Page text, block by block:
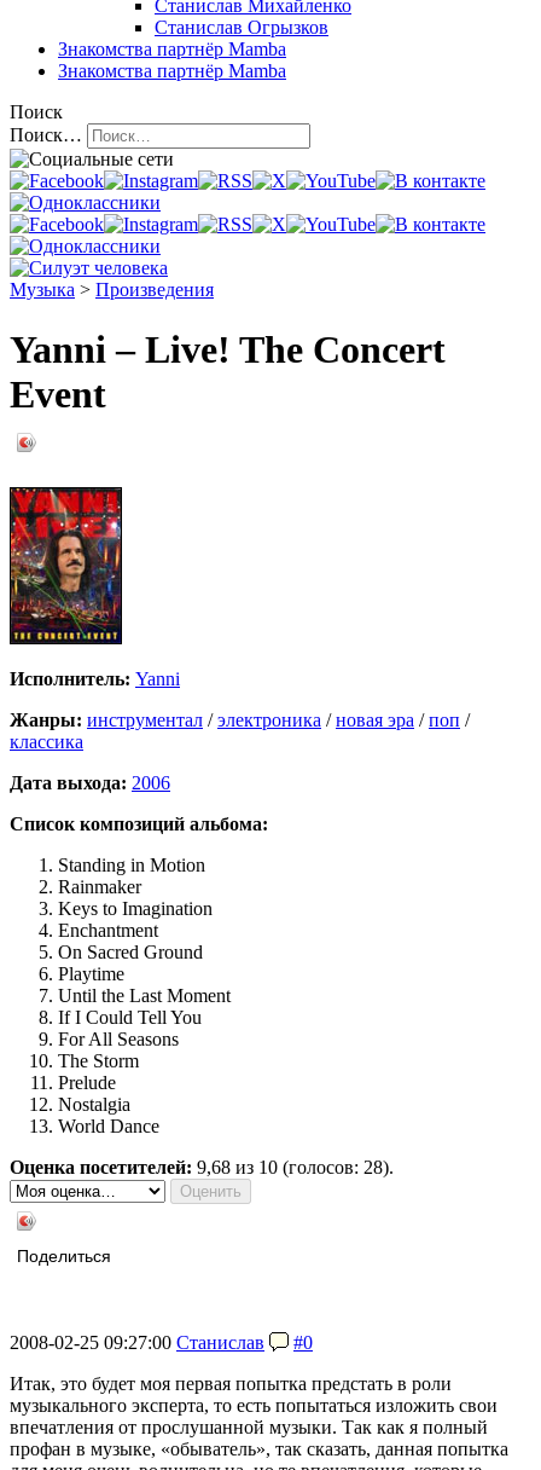
Станислав Михайленко
Станислав Огрызков
Знакомства партнёр Mamba
Знакомства партнёр Mamba
Поиск
Поиск…
Музыка > Произведения
Yanni – Live! The Concert
Event
Исполнитель: Yanni
Жанры: инструментал /электроника /новая эра /поп /
классика
Дата выхода: 2006
Список композиций альбома:
Standing in Motion
Rainmaker
Keys to Imagination
Enchantment
On Sacred Ground
Playtime
Until the Last Moment
If I Could Tell You
For All Seasons
The Storm
Prelude
Nostalgia
World Dance
Оценка посетителей: 9,68 из 10 (голосов: 28).
Поделиться
2008-02-25 09:27:00 Станислав
#0
Итак, это будет моя первая попытка предстать в роли
музыкального эксперта, то есть попытаться изложить свои
впечатления от прослушанной музыки. Так как я полный
профан в музыке, «обыватель», так сказать, данная попытка